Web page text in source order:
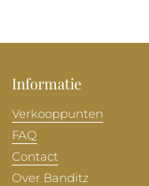
Informatie
Verkooppunten
FAQ
Contact
Over Banditz